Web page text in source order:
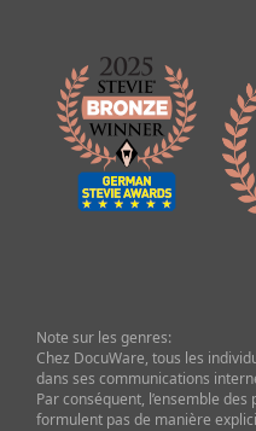
Note sur les genres:
Chez DocuWare, tous les
dans ses communications
Par conséquent, l’ensemble
formulent pas de manière